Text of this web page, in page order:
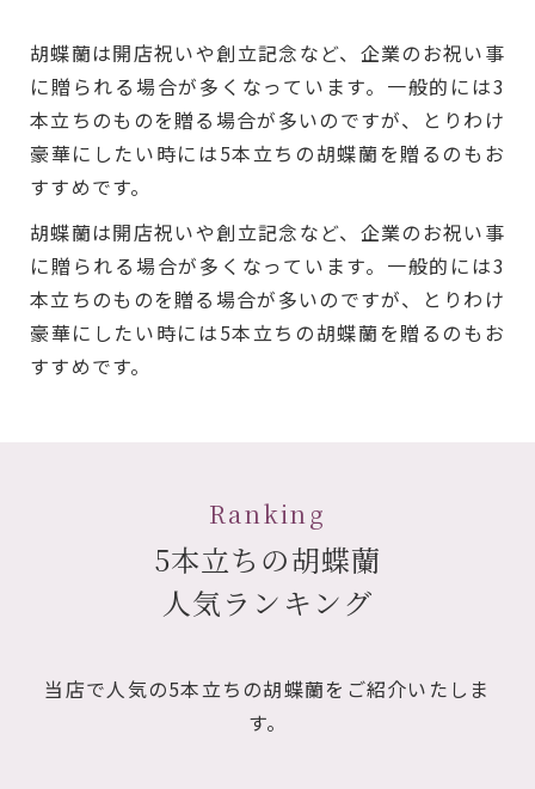
胡蝶蘭は開店祝いや創立記念など、企業のお祝い事
に贈られる場合が多くなっています。一般的には3
本立ちのものを贈る場合が多いのですが、とりわけ
豪華にしたい時には5本立ちの胡蝶蘭を贈るのもお
すすめです。
胡蝶蘭は開店祝いや創立記念など、企業のお祝い事
に贈られる場合が多くなっています。一般的には3
本立ちのものを贈る場合が多いのですが、とりわけ
豪華にしたい時には5本立ちの胡蝶蘭を贈るのもお
すすめです。
Ranking
5本立ちの胡蝶蘭
人気ランキング
当店で人気の5本立ちの胡蝶蘭をご紹介いたしま
す。